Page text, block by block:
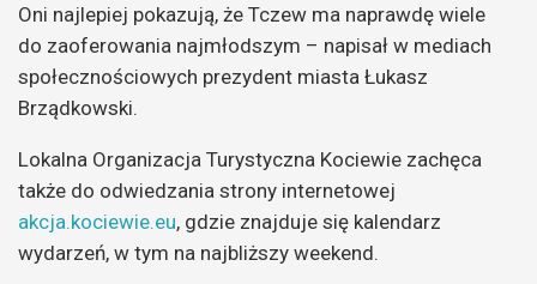
Oni najlepiej pokazują, że Tczew ma naprawdę wiele
do zaoferowania najmłodszym – napisał w mediach
społecznościowych prezydent miasta Łukasz
Brządkowski.
Lokalna Organizacja Turystyczna Kociewie zachęca
także do odwiedzania strony internetowej
akcja.kociewie.eu, gdzie znajduje się kalendarz
wydarzeń, w tym na najbliższy weekend.